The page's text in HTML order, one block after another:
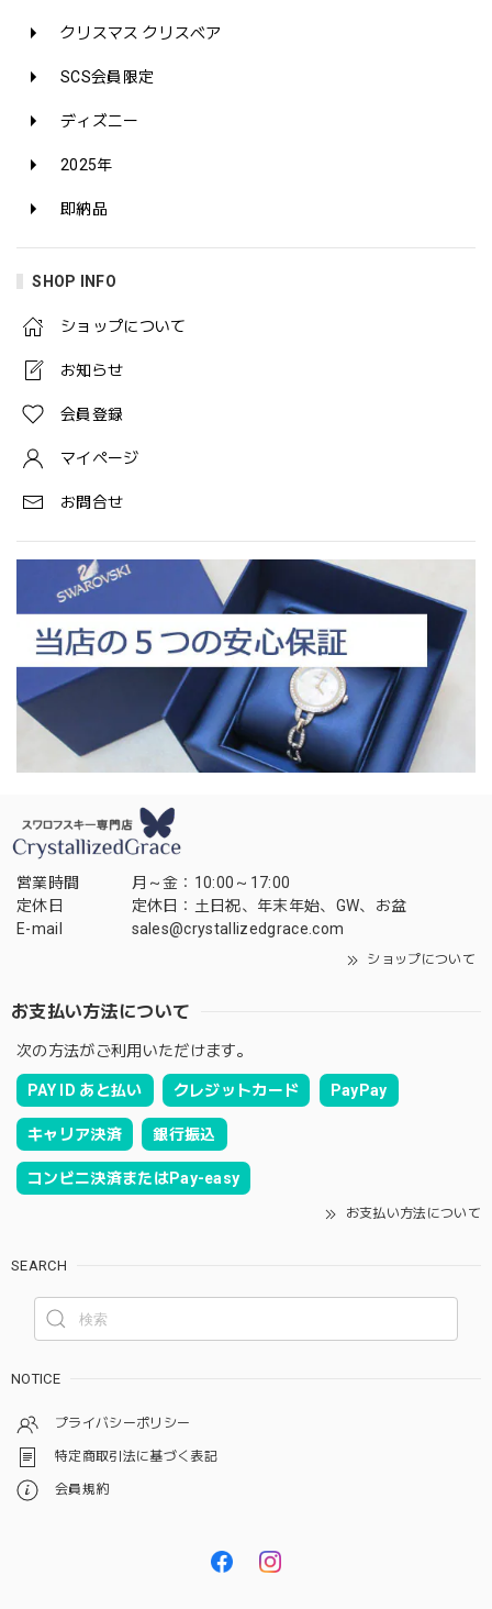
クリスマス クリスベア
SCS会員限定
ディズニー
2025年
即納品
SHOP INFO
ショップについて
お知らせ
会員登録
マイページ
お問合せ
営業時間
月～金：10:00～17:00
定休日
定休日：土日祝、年末年始、GW、お盆
E-mail
sales@crystallizedgrace.com
ショップについて
お支払い方法について
次の方法がご利用いただけます。
PAY ID あと払い クレジットカード PayPay
キャリア決済 銀行振込
コンビニ決済またはPay-easy
お支払い方法について
SEARCH
NOTICE
プライバシーポリシー
特定商取引法に基づく表記
会員規約